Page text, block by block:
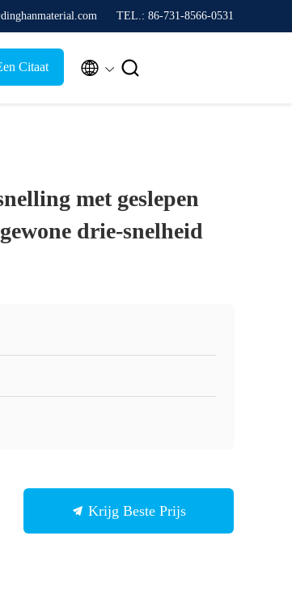
TEL.: 86-731-8566-0531
Citaat  
met geslepen
drie-snelheid
Krijg Beste Prijs